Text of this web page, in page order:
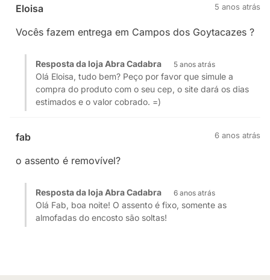
Eloisa 5 anos atrás
Vocês fazem entrega em Campos dos Goytacazes ?
Resposta da loja Abra Cadabra 5 anos atrás
Olá Eloisa, tudo bem? Peço por favor que simule a
compra do produto com o seu cep, o site dará os dias
estimados e o valor cobrado. =)
fab 6 anos atrás
o assento é removível?
Resposta da loja Abra Cadabra 6 anos atrás
Olá Fab, boa noite! O assento é fixo, somente as
almofadas do encosto são soltas!